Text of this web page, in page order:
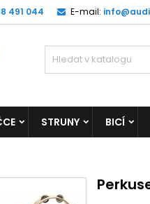
491 044 E-mail:
STRUNY BICÍ